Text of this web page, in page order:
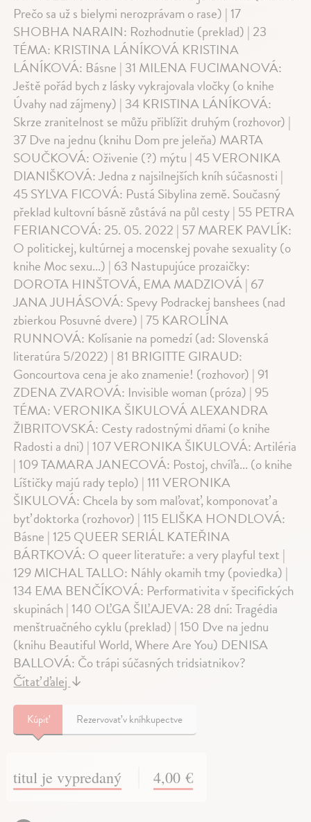
Prečo sa už s bielymi nerozprávam o rase) | 17
SHOBHA NARAIN: Rozhodnutie (preklad) | 23
TÉMA: KRISTINA LÁNÍKOVÁ KRISTINA
LÁNÍKOVÁ: Básne | 31 MILENA FUCIMANOVÁ:
Ještě pořád bych z lásky vykrajovala vločky (o knihe
Úvahy nad zájmeny) | 34 KRISTINA LÁNÍKOVÁ:
Skrze zranitelnost se můžu přiblížit druhým (rozhovor) |
37 Dve na jednu (knihu Dom pre jeleňa) MARTA
SOUČKOVÁ: Oživenie (?) mýtu | 45 VERONIKA
DIANIŠKOVÁ: Jedna z najsilnejších kníh súčasnosti |
45 SYLVA FICOVÁ: Pustá Sibylina země. Současný
překlad kultovní básně zůstává na půl cesty | 55 PETRA
FERIANCOVÁ: 25. 05. 2022 | 57 MAREK PAVLÍK:
O politickej, kultúrnej a mocenskej povahe sexuality (o
knihe Moc sexu...) | 63 Nastupujúce prozaičky:
DOROTA HINŠTOVÁ, EMA MADZIOVÁ | 67
JANA JUHÁSOVÁ: Spevy Podrackej banshees (nad
zbierkou Posuvné dvere) | 75 KAROLÍNA
RUNNOVÁ: Kolísanie na pomedzí (ad: Slovenská
literatúra 5/2022) | 81 BRIGITTE GIRAUD:
Goncourtova cena je ako znamenie! (rozhovor) | 91
ZDENA ZVAROVÁ: Invisible woman (próza) | 95
TÉMA: VERONIKA ŠIKULOVÁ ALEXANDRA
ŽIBRITOVSKÁ: Cesty radostnými dňami (o knihe
Radosti a dni) | 107 VERONIKA ŠIKULOVÁ: Artiléria
| 109 TAMARA JANECOVÁ: Postoj, chvíľa... (o knihe
Líštičky majú rady teplo) | 111 VERONIKA
ŠIKULOVÁ: Chcela by som maľovať, komponovať a
byť doktorka (rozhovor) | 115 ELIŠKA HONDLOVÁ:
Básne | 125 QUEER SERIÁL KATEŘINA
BÁRTKOVÁ: O queer literatuře: a very playful text |
129 MICHAL TALLO: Náhly okamih tmy (poviedka) |
134 EMA BENČÍKOVÁ: Performativita v špecifických
skupinách | 140 OĽGA ŠIĽAJEVA: 28 dní: Tragédia
menštruačného cyklu (preklad) | 150 Dve na jednu
(knihu Beautiful World, Where Are You) DENISA
BALLOVÁ: Čo trápi súčasných tridsiatnikov?
Čítať ďalej ↓
Kúpiť Rezervovať v kníhkupectve
titul je vypredaný 4,00 €